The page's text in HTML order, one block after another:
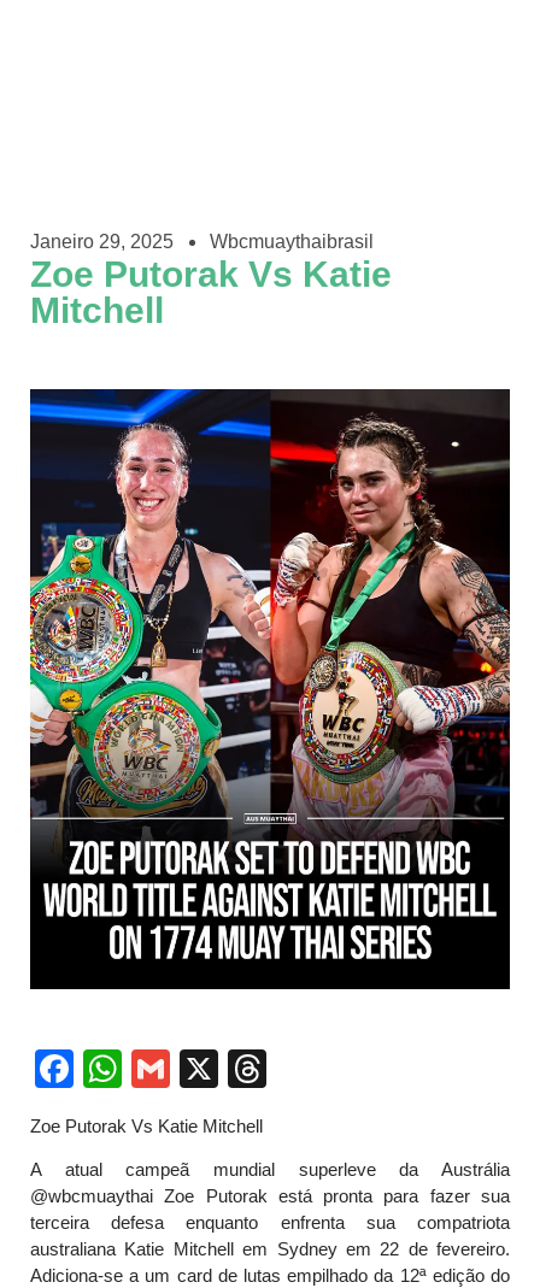
Janeiro 29, 2025 Wbcmuaythaibrasil
Zoe Putorak Vs Katie
Mitchell
Facebook
WhatsApp
Gmail
X
Zoe Putorak Vs Katie Mitchell
A atual campeã mundial superleve da Austrália
@wbcmuaythai Zoe Putorak está pronta para fazer sua
terceira defesa enquanto enfrenta sua compatriota
australiana Katie Mitchell em Sydney em 22 de fevereiro.
Adiciona-se a um card de lutas empilhado da 12ª edição do